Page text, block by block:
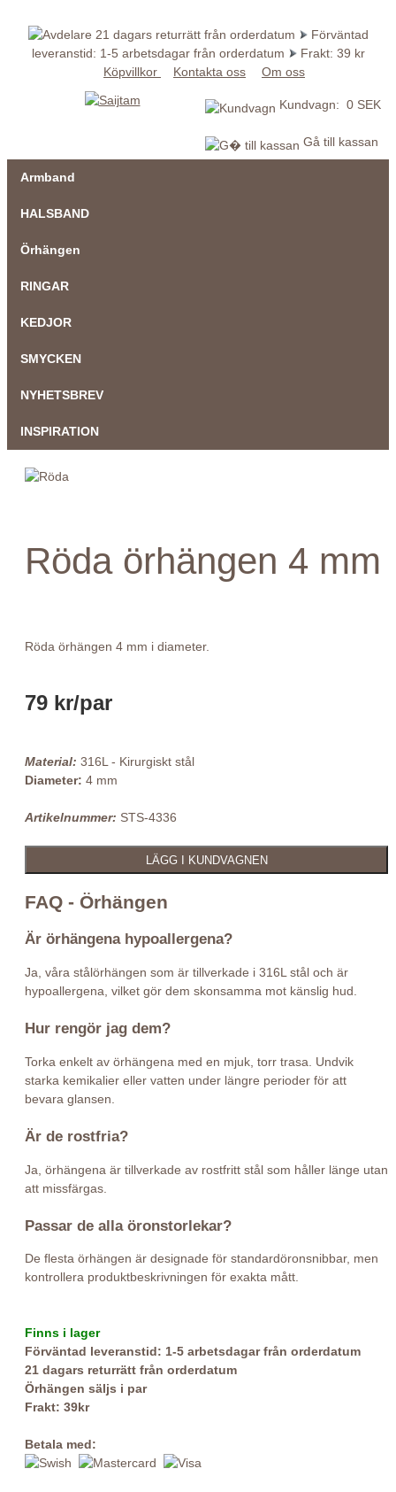
21 dagars returrätt från orderdatum
Förväntad
leveranstid: 1-5 arbetsdagar från orderdatum
Frakt: 39 kr
Köpvillkor
Kontakta oss Om oss
Kundvagn: 0 SEK
Gå till kassan
Armband
HALSBAND
Örhängen
RINGAR
KEDJOR
SMYCKEN
NYHETSBREV
INSPIRATION
Röda örhängen 4 mm
Röda örhängen 4 mm i diameter.
79 kr/par
Material: 316L - Kirurgiskt stål
Diameter:4 mm
Artikelnummer: STS-4336
FAQ - Örhängen
Är örhängena hypoallergena?
Ja, våra stålörhängen som är tillverkade i 316L stål och är
hypoallergena, vilket gör dem skonsamma mot känslig hud.
Hur rengör jag dem?
Torka enkelt av örhängena med en mjuk, torr trasa. Undvik
starka kemikalier eller vatten under längre perioder för att
bevara glansen.
Är de rostfria?
Ja, örhängena är tillverkade av rostfritt stål som håller länge utan
att missfärgas.
Passar de alla öronstorlekar?
De flesta örhängen är designade för standardöronsnibbar, men
kontrollera produktbeskrivningen för exakta mått.
Finns i lager
Förväntad leveranstid: 1-5 arbetsdagar från orderdatum
21 dagars returrätt från orderdatum
Örhängen säljs i par
Frakt: 39kr
Betala med: